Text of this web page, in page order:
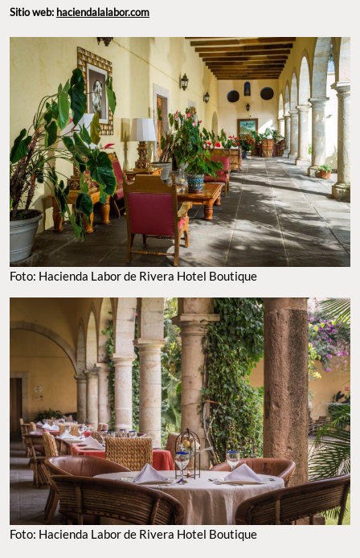
Sitio web: haciendalalabor.com
Foto: Hacienda Labor de Rivera Hotel Boutique
Foto: Hacienda Labor de Rivera Hotel Boutique